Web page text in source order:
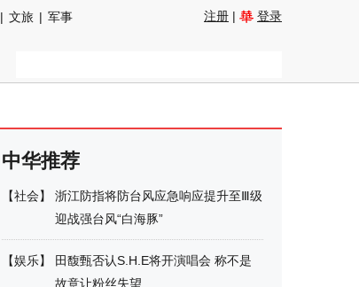
| 文旅 | 军事
注册 | 登录
中华推荐
【社会】
浙江防指将防台风应急响应提升至Ⅲ级
迎战强台风“白海豚”
【娱乐】
田馥甄否认S.H.E将开演唱会 称不是
故意让粉丝失望